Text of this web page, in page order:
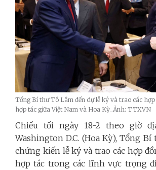
Tổng Bí thư Tô Lâm đến dự lễ ký và trao các
hợp tác giữa Việt Nam và Hoa Kỳ_Ảnh: TTXVN
Chiều tối ngày 18-2 theo giờ
Washington D.C. (Hoa Kỳ), Tổng Bí
chứng kiến lễ ký và trao các hợp
hợp tác trong các lĩnh vực trọng